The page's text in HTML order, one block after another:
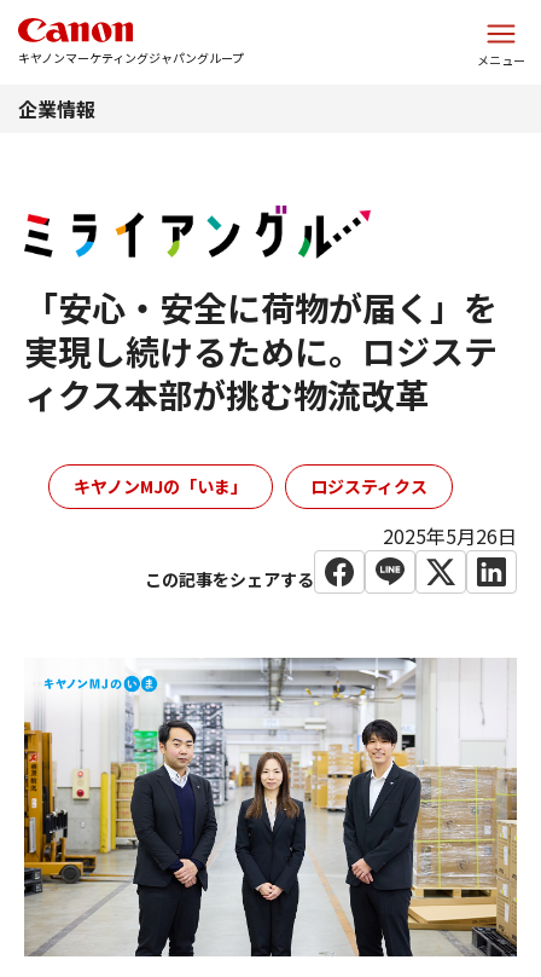
キヤノンマーケティングジャパングループ メニュー
企業情報
「安心・安全に荷物が届く」を
実現し続けるために。ロジステ
ィクス本部が挑む物流改革
キヤノンMJの「いま」 ロジスティクス
2025年5月26日